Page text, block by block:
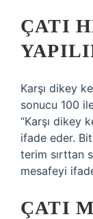
ÇATI
Karşı dikey
sonucu 100
“Karşı dikey
ifade eder.
terim sırttan
mesafeyi
ÇATI